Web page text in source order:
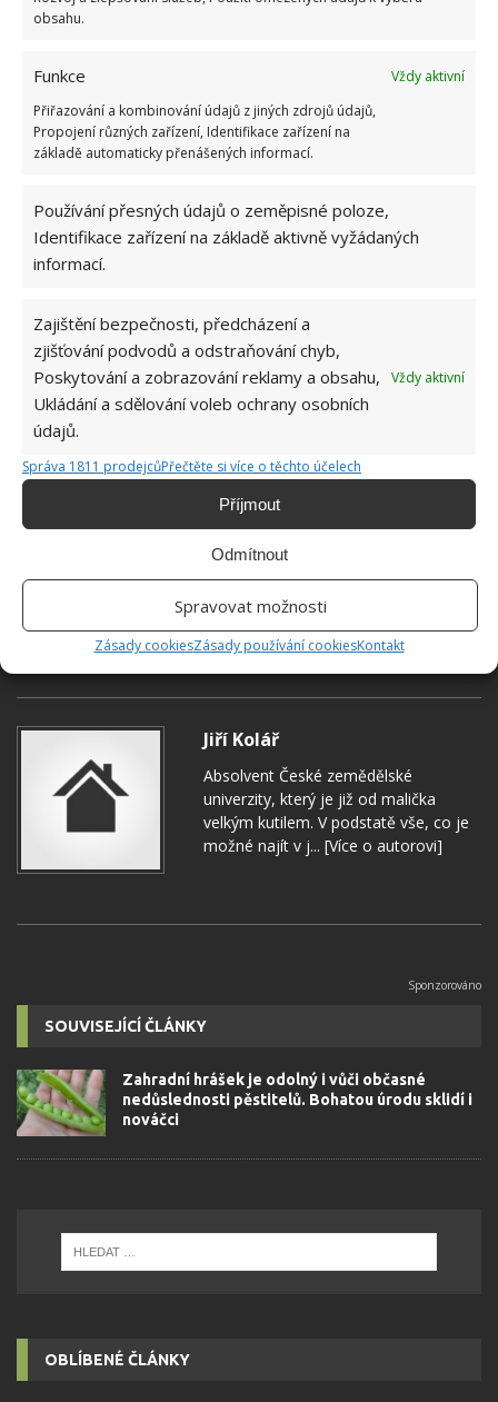
obsahu.
Funkce
Vždy aktivní
Přiřazování a kombinování údajů z jiných zdrojů údajů,
Propojení různých zařízení, Identifikace zařízení na
základě automaticky přenášených informací.
Používání přesných údajů o zeměpisné poloze,
Identifikace zařízení na základě aktivně vyžádaných
informací.
Zajištění bezpečnosti, předcházení a
zjišťování podvodů a odstraňování chyb,
Poskytování a zobrazování reklamy a obsahu,
Ukládání a sdělování voleb ochrany osobních
údajů.
Vždy aktivní
Správa 1811 prodejcůPřečtěte si více o těchto účelech
Příjmout
Odmítnout
Spravovat možnosti
Zásady cookiesZásady používání cookiesKontakt
lichořeřišnici
sucha ho také pravidelně zalévejte, ale pozor na
přemokření, které nemá rád.
Gardenersworld
HRÁCH PĚSTOVÁNÍ HRACHU VÝSEV HRACHU
Jiří Kolář
Absolvent České zemědělské
univerzity, který je již od malička
velkým kutilem. V podstatě vše, co je
možné najít v j... [Více o autorovi]
SOUVISEJÍCÍ ČLÁNKY
Zahradní hrášek je odolný i vůči občasné
nedůslednosti pěstitelů. Bohatou úrodu sklidí i
nováčci
OBLÍBENÉ ČLÁNKY